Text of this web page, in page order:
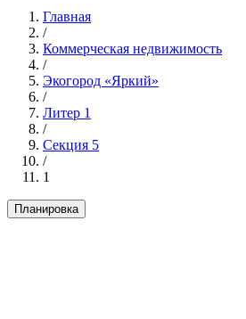
Главная
/
Коммерческая недвижимость
/
Экогород «Яркий»
/
Литер 1
/
Секция 5
/
1
Планировка